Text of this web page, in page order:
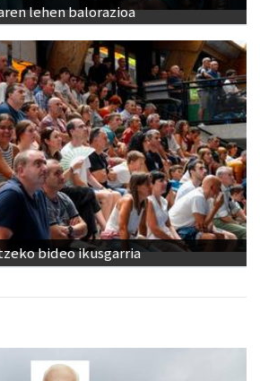
lehen balorazioa
bideo ikusgarria